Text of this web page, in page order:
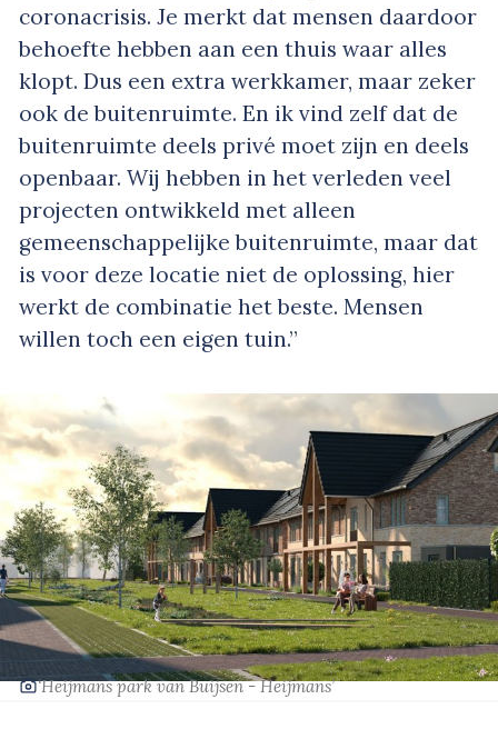
coronacrisis. Je merkt dat mensen daardoor
behoefte hebben aan een thuis waar alles
klopt. Dus een extra werkkamer, maar zeker
ook de buitenruimte. En ik vind zelf dat de
buitenruimte deels privé moet zijn en deels
openbaar. Wij hebben in het verleden veel
projecten ontwikkeld met alleen
gemeenschappelijke buitenruimte, maar dat
is voor deze locatie niet de oplossing, hier
werkt de combinatie het beste. Mensen
willen toch een eigen tuin.”
‘Heijmans park van Buijsen - Heijmans’